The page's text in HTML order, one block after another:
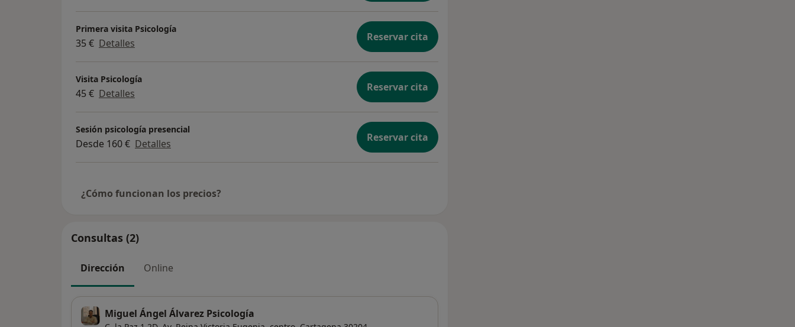
Primera visita Psicología
35 € Detalles Reservar cita
Visita Psicología
45 € Detalles Reservar cita
Sesión psicología presencial
Desde 160 € Detalles Reservar cita
¿Cómo funcionan los precios?
Consultas (2)
Dirección Online
Miguel Ángel Álvarez Psicología